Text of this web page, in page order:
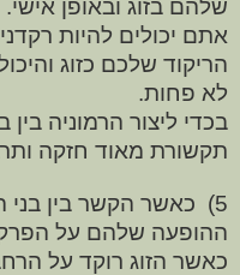
שלהם בזוג ובאופן אישי.
אתם יכולים להיות
הריקוד שלכם כזוג
לא פחות.
בכדי ליצור הרמוניה
תקשורת מאוד חזקה
5)
כאשר הקשר בין בני
ההופעה שלהם על
כאשר הזוג רוקד על